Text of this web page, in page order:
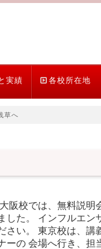
実績 各校所在地
草へ
阪校では、無料説
した。 インフルエ
さい。 東京校は、
ーの 会場へ行き、